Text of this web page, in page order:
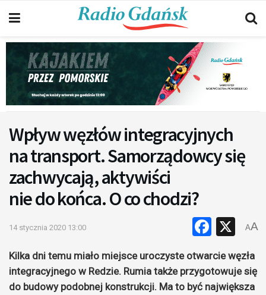
Wpływ węzłów integracyjnych
na transport. Samorządowcy się
zachwycają, aktywiści
nie do końca. O co chodzi?
14 stycznia 2020 13:00 X
AA
Kilka dni temu miało miejsce uroczyste otwarcie węzła
integracyjnego w Redzie. Rumia także przygotowuje się
do budowy podobnej konstrukcji. Ma to być największa